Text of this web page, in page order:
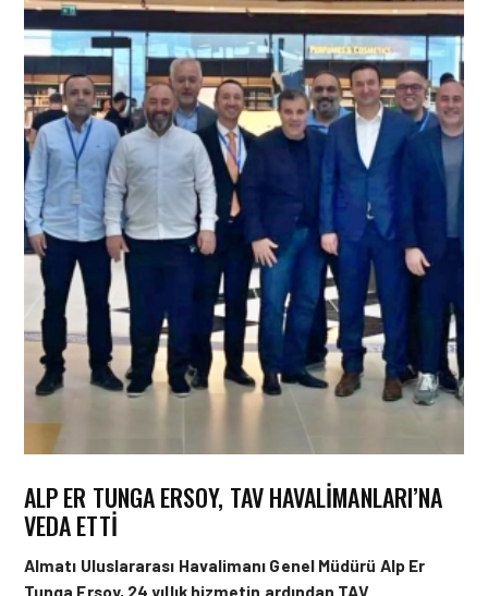
ALP ER TUNGA ERSOY, TAV HAVALIMANLARI’NA
VEDA ETTI
Almatı Uluslararası Havalimanı Genel Müdürü Alp Er
Tunga Ersoy, 24 yıllık hizmetin ardından TAV